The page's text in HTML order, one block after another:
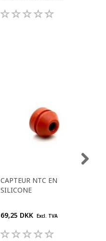
CAPTEUR NTC EN
SILICONE
69,25 DKK Excl. TVA